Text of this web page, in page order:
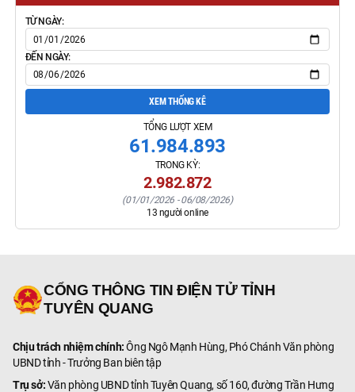
TỪ NGÀY:
ĐẾN NGÀY:
XEM THỐNG KÊ
TỔNG LƯỢT XEM
61.984.893
TRONG KỲ:
2.982.872
(01/01/2026 -06/08/2026)
13 người online
CỔNG THÔNG TIN ĐIỆN TỬ TỈNH
TUYÊN QUANG
Chịu trách nhiệm chính:Ông Ngô Mạnh Hùng, Phó Chánh Văn phòng
UBND tỉnh - Trưởng Ban biên tập
Trụ sở:Văn phòng UBND tỉnh Tuyên Quang, số 160, đường Trần Hưng